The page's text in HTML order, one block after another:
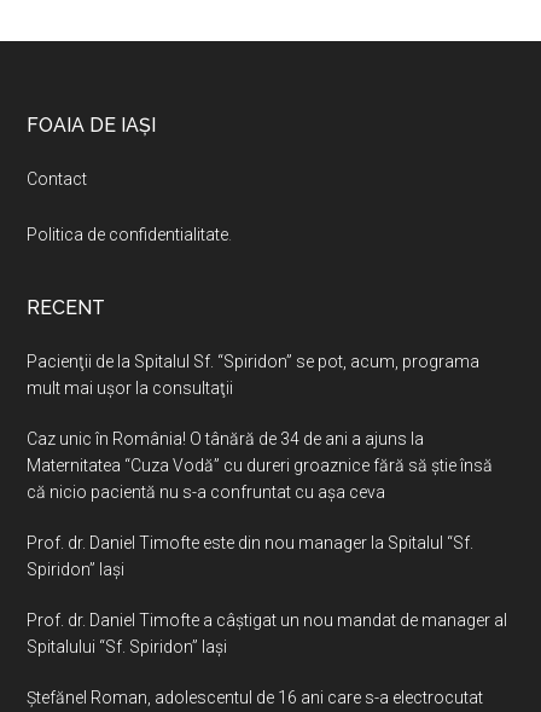
Footer
FOAIA DE IAȘI
Contact
Politica de confidentialitate
RECENT
Pacienţii de la Spitalul Sf. “Spiridon” se pot, acum, programa
mult mai uşor la consultaţii
Caz unic în România! O tânără de 34 de ani a ajuns la
Maternitatea “Cuza Vodă” cu dureri groaznice fără să ştie însă
că nicio pacientă nu s-a confruntat cu așa ceva
Prof. dr. Daniel Timofte este din nou manager la Spitalul “Sf.
Spiridon” Iaşi
Prof. dr. Daniel Timofte a câștigat un nou mandat de manager al
Spitalului “Sf. Spiridon” Iași
Ştefănel Roman, adolescentul de 16 ani care s-a electrocutat